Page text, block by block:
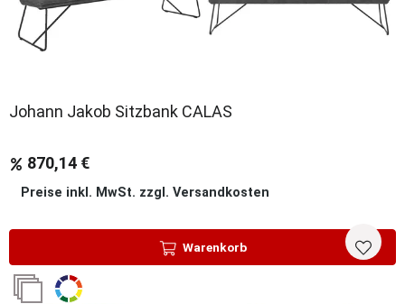
Johann Jakob Sitzbank CALAS
870,14 €
Preise inkl. MwSt. zzgl. Versandkosten
Warenkorb